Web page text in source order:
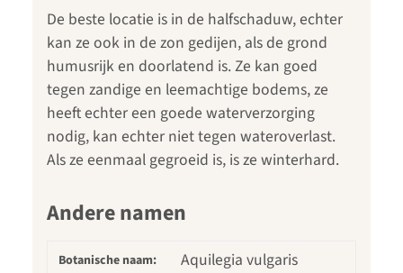
De beste locatie is in de halfschaduw, echter
kan ze ook in de zon gedijen, als de grond
humusrijk en doorlatend is. Ze kan goed
tegen zandige en leemachtige bodems, ze
heeft echter een goede waterverzorging
nodig, kan echter niet tegen wateroverlast.
Als ze eenmaal gegroeid is, is ze winterhard.
Andere namen
Botanische naam: Aquilegia vulgaris